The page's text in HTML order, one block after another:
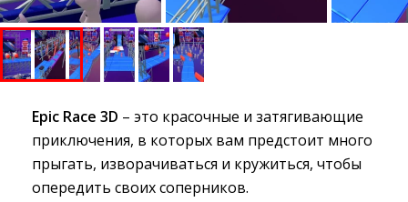
Epic Race 3D – это красочные и затягивающие
приключения, в которых вам предстоит много
прыгать, изворачиваться и кружиться, чтобы
опередить своих соперников.